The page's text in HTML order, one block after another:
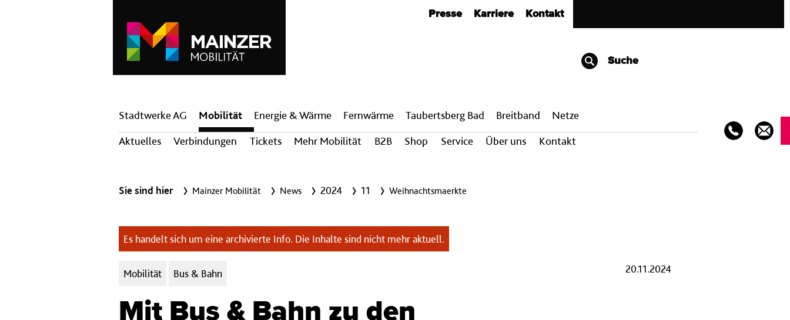
Presse Karriere Kontakt
Suche
Hauptnavigation
Stadtwerke AG
Mobilität
Aktuelles
Verbindungen Tickets Mehr Mobilität B2B Shop Service Über uns Kontakt
Energie & Wärme Fern­wärme Taubertsberg Bad Breit­band Netze
Sie sind hier Mainzer Mobilität News 2024 11 Weihnachtsmaerkte
Es handelt sich um eine archivierte Info. Die Inhalte sind nicht mehr aktuell.
Kategorien:
Mobilität Bus & Bahn 20.11.2024
Mit Bus & Bahn zu den